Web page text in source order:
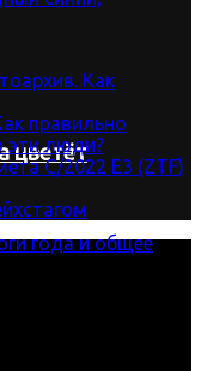
цветёт
Как
правильно
эти люди?
C/2022 E3 (ZTF)